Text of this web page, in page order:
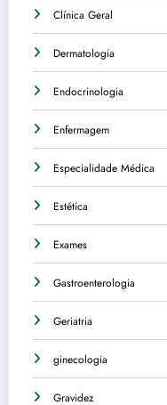
Clínica Geral
Dermatologia
Endocrinologia
Enfermagem
Especialidade Médica
Estética
Exames
Gastroenterologia
Geriatria
ginecologia
Gravidez